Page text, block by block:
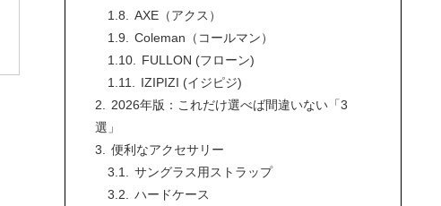
AXE（アクス）
Coleman（コールマン）
FULLON (フローン)
IZIPIZI (イジピジ)
2026年版：これだけ選べば間違いない「3
選」
便利なアクセサリー
サングラス用ストラップ
ハードケース